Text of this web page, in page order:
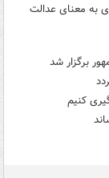
به معنای عدالت
برگزار شد
کنیم